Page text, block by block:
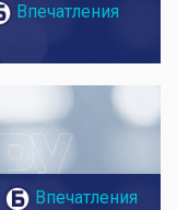
Впечатления
Впечатления